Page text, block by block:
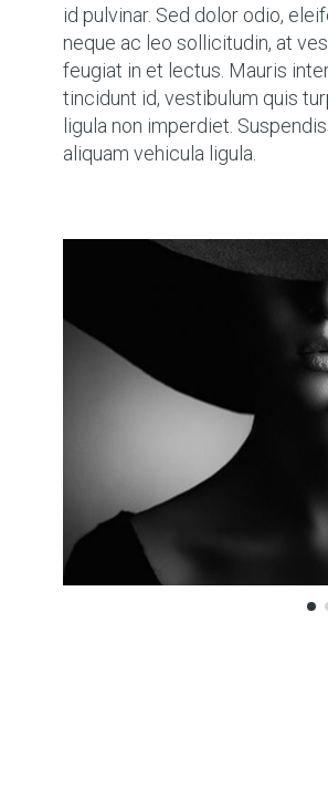
id pulvinar. Sed dolor odio,
neque ac leo sollicitudin, at
feugiat in et lectus. Mauris
tincidunt id, vestibulum quis
ligula non imperdiet.
aliquam vehicula ligula.